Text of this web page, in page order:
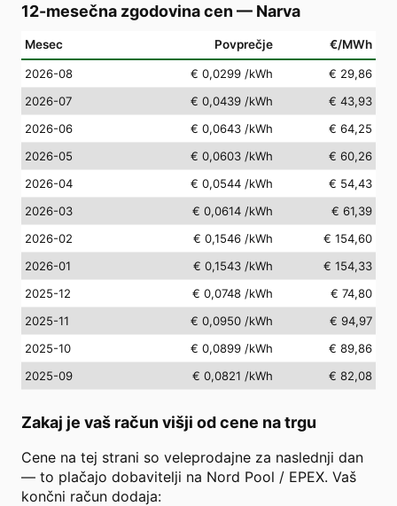
12-mesečna zgodovina cen — Narva
Mesec Povprečje €/MWh
2026-08 € 0,0299 /kWh
€ 29,86
2026-07
€ 0,0439 /kWh
€ 43,93
2026-06
€ 0,0643 /kWh
€ 64,25
2026-05
€ 0,0603 /kWh
€ 60,26
2026-04
€ 0,0544 /kWh
€ 54,43
2026-03
€ 0,0614 /kWh
€ 61,39
2026-02
€ 0,1546 /kWh
€ 154,60
2026-01
€ 0,1543 /kWh
€ 154,33
2025-12
€ 0,0748 /kWh
€ 74,80
2025-11
€ 0,0950 /kWh
€ 94,97
2025-10
€ 0,0899 /kWh
€ 89,86
2025-09
€ 0,0821 /kWh € 82,08
Zakaj je vaš račun višji od cene na trgu
Cene na tej strani so veleprodajne za naslednji dan
— to plačajo dobavitelji na Nord Pool / EPEX. Vaš
končni račun dodaja: